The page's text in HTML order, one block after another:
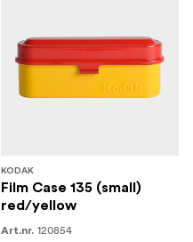
KODAK
Film Case 135 (small)
red/yellow
Art.nr. 120854